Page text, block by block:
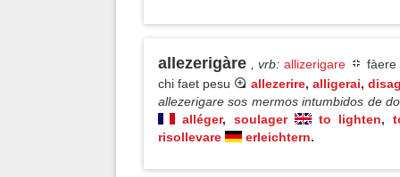
allezerigàre , vrb: allizerigare
fàere
chi faet pesu
allezerire, alligerai,
allezerigare sos mermos intumbidos de
alléger, soulager to lighten,
risollevare
erleichtern.